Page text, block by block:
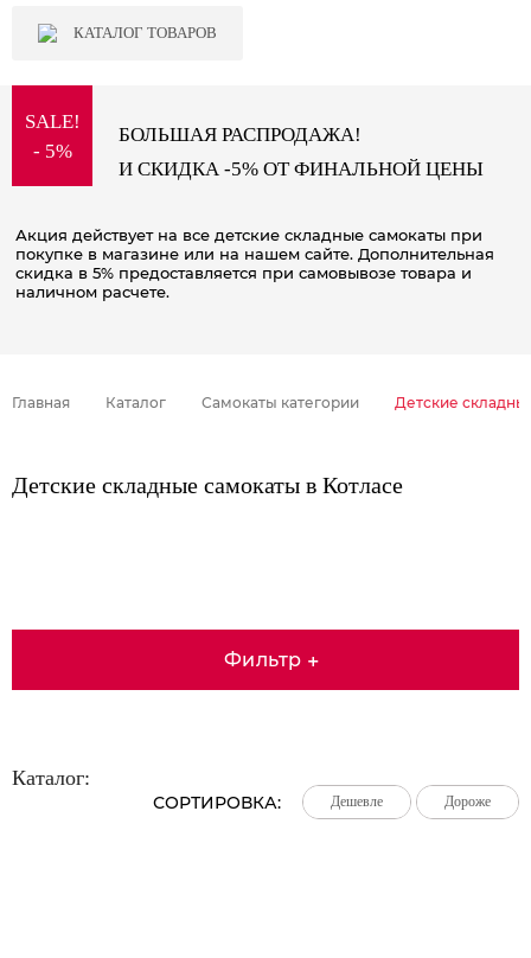
КАТАЛОГ ТОВАРОВ
SALE!
- 5%
БОЛЬШАЯ РАСПРОДАЖА!
И СКИДКА -5% ОТ ФИНАЛЬНОЙ ЦЕНЫ
Акция действует на все детские складные самокаты при
покупке в магазине или на нашем сайте. Дополнительная
скидка в 5% предоставляется при самовывозе товара и
наличном расчете.
Главная Каталог Самокаты категории Детские
Детские складные самокаты в Котласе
Фильтр +
Каталог:
СОРТИРОВКА: Дешевле
Дешевле
Дешевле Дороже
Дороже
Дороже